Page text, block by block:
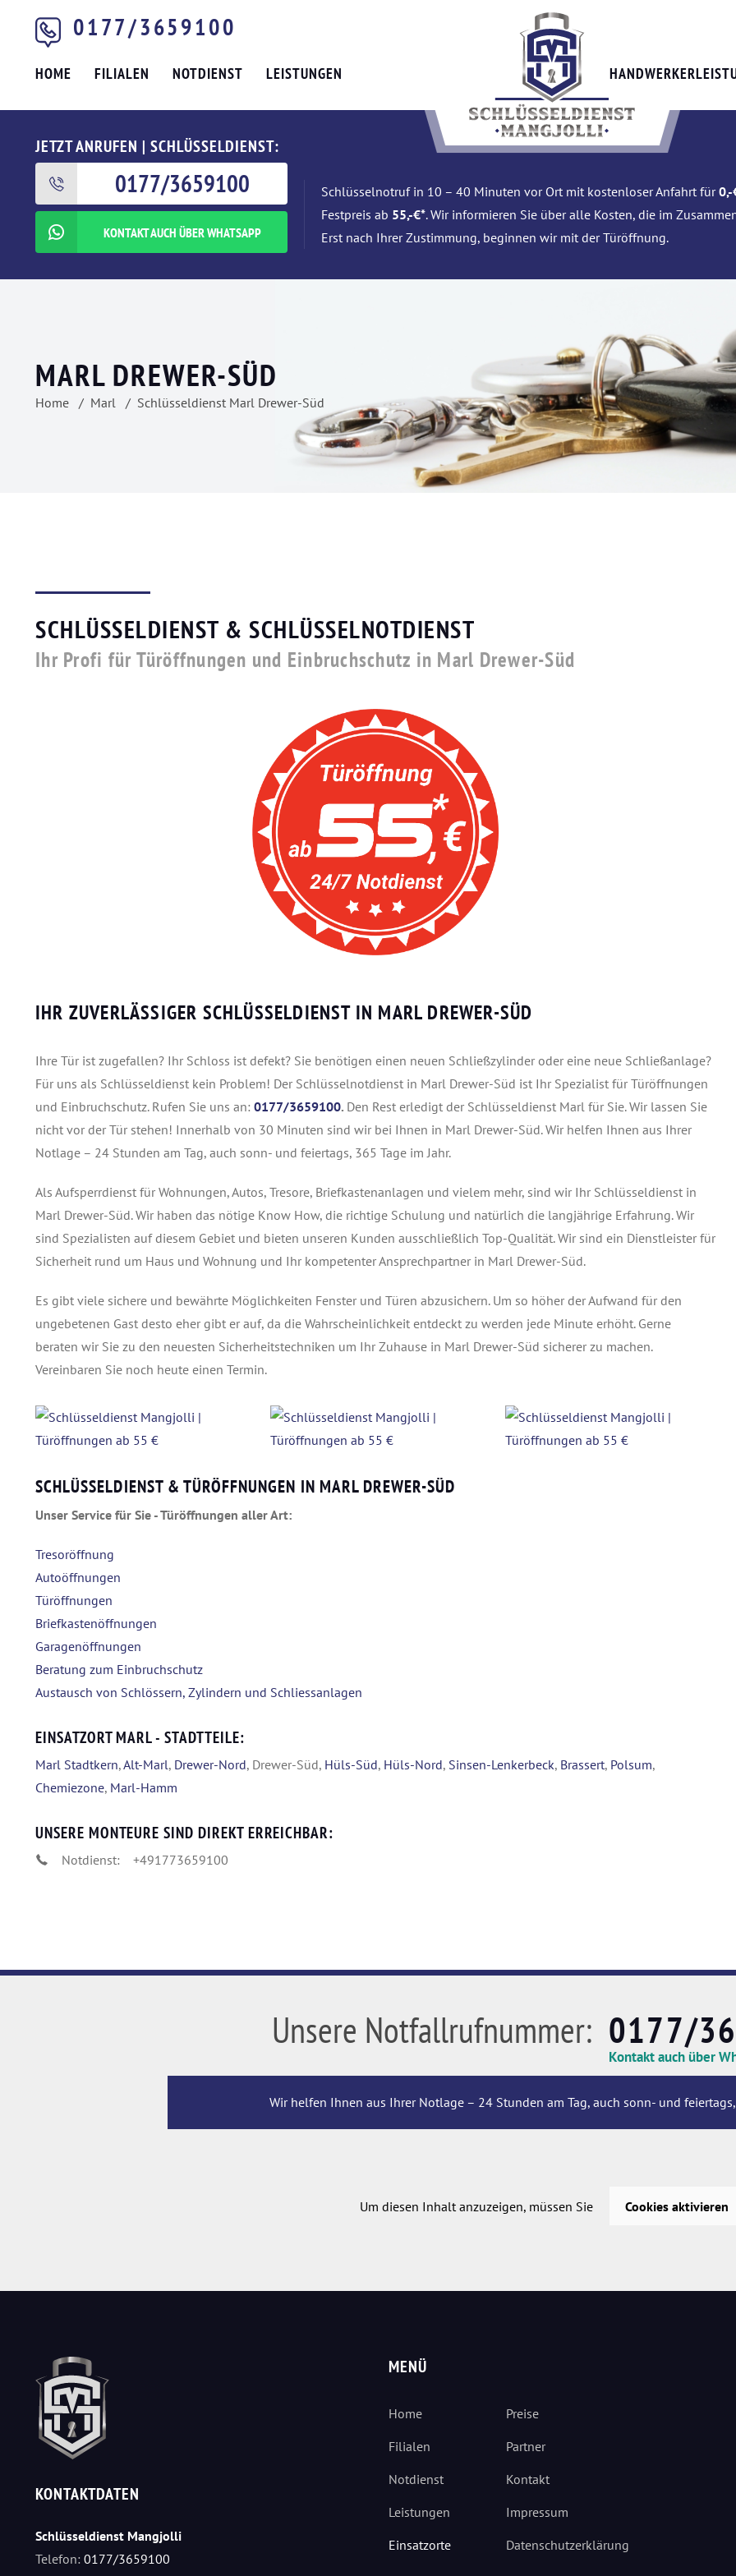
0177/3659100
HOME FILIALEN NOTDIENST LEISTUNGEN
JETZT ANRUFEN | SCHLÜSSELDIENST:
0177/3659100
KONTAKT AUCH ÜBER WHATSAPP
Schlüsselnotruf in 10 – 40 Minuten vor Ort mit kostenloser Anfahrt für0,-
Festpreis ab 55,-€*. Wir informieren Sie über alle Kosten, die im
Erst nach Ihrer Zustimmung, beginnen wir mit der Türöffnung.
MARL DREWER-SÜD
Home Marl Schlüsseldienst Marl Drewer-Süd
SCHLÜSSELDIENST & SCHLÜSSELNOTDIENST
Ihr Profi für Türöffnungen und Einbruchschutz in Marl Drewer-Süd
IHR ZUVERLÄSSIGER SCHLÜSSELDIENST IN MARL DREWER-SÜD
Ihre Tür ist zugefallen? Ihr Schloss ist defekt? Sie benötigen einen neuen Schließzylinder oder eine neue Schließanlage?
Für uns als Schlüsseldienst kein Problem! Der Schlüsselnotdienst in Marl Drewer-Süd ist Ihr Spezialist für Türöffnungen
und Einbruchschutz.Rufen Sie uns an: 0177/3659100. Den Rest erledigt der Schlüsseldienst Marl für Sie. Wir lassen Sie
nicht vor der Tür stehen! Innerhalb von 30 Minuten sind wir bei Ihnen in Marl Drewer-Süd. Wir helfen Ihnen aus Ihrer
Notlage – 24 Stunden am Tag, auch sonn- und feiertags, 365 Tage im Jahr.
Als Aufsperrdienst für Wohnungen, Autos, Tresore, Briefkastenanlagen und vielem mehr, sind wir Ihr Schlüsseldienst in
Marl Drewer-Süd. Wir haben das nötige Know How, die richtige Schulung und natürlich die langjährige Erfahrung. Wir
sind Spezialisten auf diesem Gebiet und bieten unseren Kunden ausschließlich Top-Qualität. Wir sind ein Dienstleister für
Sicherheit rund um Haus und Wohnung und Ihr kompetenter Ansprechpartner in Marl Drewer-Süd.
Es gibt viele sichere und bewährte Möglichkeiten Fenster und Türen abzusichern. Um so höher der Aufwand für den
ungebetenen Gast desto eher gibt er auf, da die Wahrscheinlichkeit entdeckt zu werden jede Minute erhöht. Gerne
beraten wir Sie zu den neuesten Sicherheitstechniken um Ihr Zuhause in Marl Drewer-Süd sicherer zu machen.
Vereinbaren Sie noch heute einen Termin.
SCHLÜSSELDIENST & TÜRÖFFNUNGEN IN MARL DREWER-SÜD
Unser Service für Sie - Türöffnungen aller Art:
Tresoröffnung
Autoöffnungen
Türöffnungen
Briefkastenöffnungen
Garagenöffnungen
Beratung zum Einbruchschutz
Austausch von Schlössern, Zylindern und Schliessanlagen
EINSATZORT MARL - STADTTEILE:
Marl Stadtkern,Alt-Marl, Drewer-Nord, Drewer-Süd, Hüls-Süd, Hüls-Nord, Sinsen-Lenkerbeck, Brassert, Polsum,
Chemiezone, Marl-Hamm
UNSERE MONTEURE SIND DIREKT ERREICHBAR:
Notdienst: +491773659100
Unsere Notfallrufnummer: 0177/
Kontakt auch über
Wir helfen Ihnen aus Ihrer Notlage – 24 Stunden am Tag, auch sonn- und feiertags,
Um diesen Inhalt anzuzeigen, müssen Sie Cookies aktivieren
KONTAKTDATEN
Schlüsseldienst Mangjolli
Telefon: 0177/3659100
MENÜ
Home
Filialen
Notdienst
Leistungen
Einsatzorte
Preise
Partner
Kontakt
Impressum
Datenschutzerklärung